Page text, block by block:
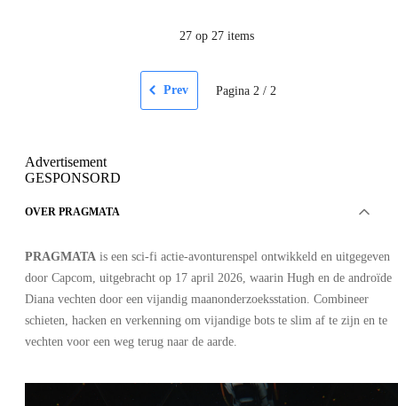
27 op 27 items
Prev Pagina 2 / 2
Advertisement
GESPONSORD
OVER PRAGMATA
PRAGMATA is een sci-fi actie-avonturenspel ontwikkeld en uitgegeven
door Capcom, uitgebracht op 17 april 2026, waarin Hugh en de androïde
Diana vechten door een vijandig maanonderzoeksstation. Combineer
schieten, hacken en verkenning om vijandige bots te slim af te zijn en te
vechten voor een weg terug naar de aarde.